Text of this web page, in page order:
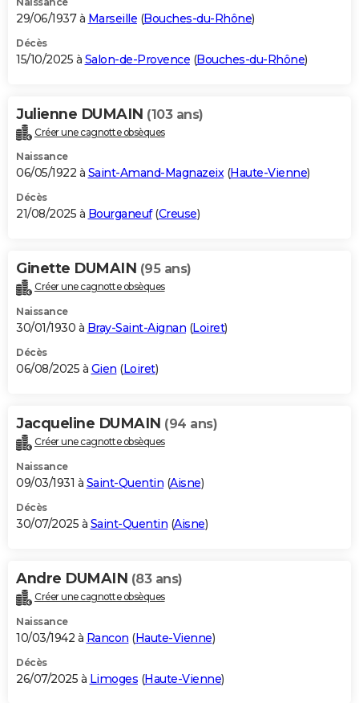
29/06/1937 à Marseille (Bouches-du-Rhône)
Décès
15/10/2025 à Salon-de-Provence (Bouches-du-Rhône)
Julienne DUMAIN (103 ans)
Créer une cagnotte obsèques
Naissance
06/05/1922 à Saint-Amand-Magnazeix(Haute-Vienne)
Décès
21/08/2025 à Bourganeuf(Creuse)
Ginette DUMAIN (95 ans)
Créer une cagnotte obsèques
Naissance
30/01/1930 à Bray-Saint-Aignan (Loiret)
Décès
06/08/2025 à Gien (Loiret)
Jacqueline DUMAIN (94 ans)
Créer une cagnotte obsèques
Naissance
09/03/1931 à Saint-Quentin (Aisne)
Décès
30/07/2025 à Saint-Quentin (Aisne)
Andre DUMAIN (83 ans)
Créer une cagnotte obsèques
Naissance
10/03/1942 à Rancon (Haute-Vienne)
Décès
26/07/2025 à Limoges (Haute-Vienne)